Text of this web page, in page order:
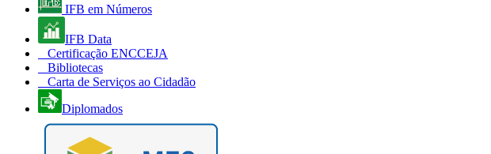
IFB em Números
IFB Data
Certificação ENCCEJA
Bibliotecas
Carta de Serviços ao Cidadão
Diplomados